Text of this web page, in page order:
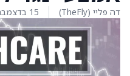
דה פליי (TheFly) 15 בדצמבר 2025